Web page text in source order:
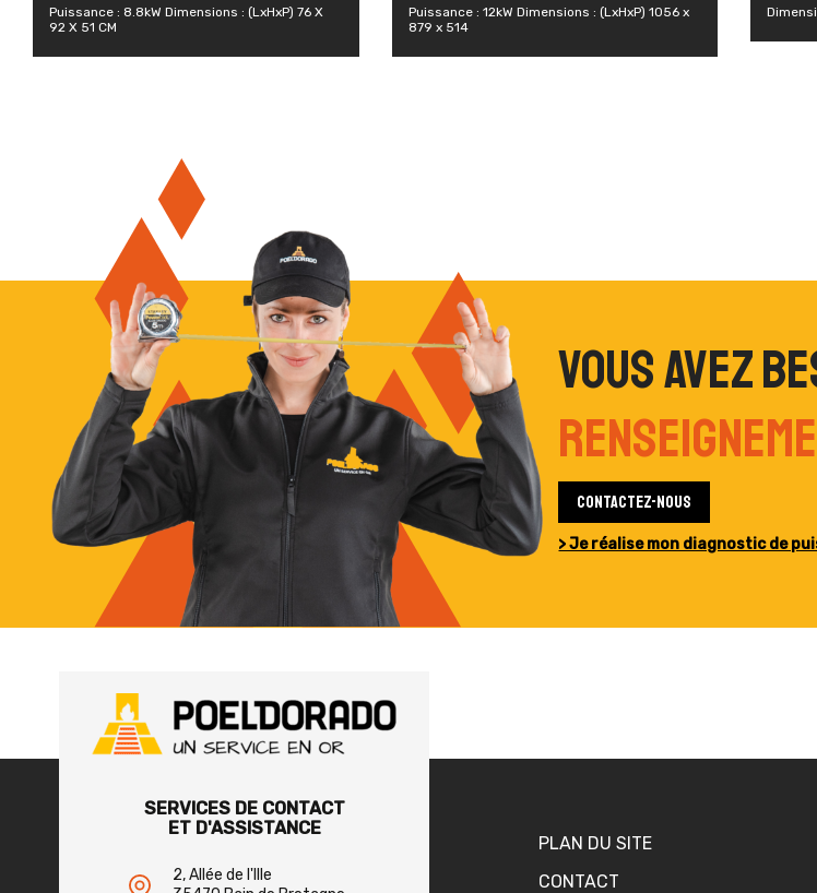
Puissance : 8.8kW Dimensions : (LxHxP) 76 X
92 X 51 CM
Puissance : 12kW Dimensions : (LxHxP) 1056 x
879 x 514
Vous avez
Contactez-nous
> Je réalise mon diagnostic de
SERVICES DE CONTACT
ET D'ASSISTANCE
2, Allée de l'Ille
PLAN DU SITE
CONTACT